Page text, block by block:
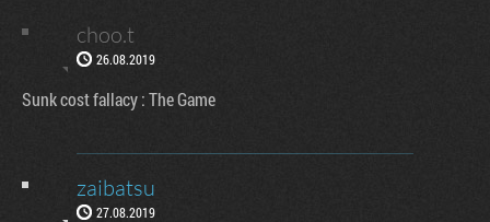
choo.t
26.08.2019
Sunk cost fallacy : The Game
zaibatsu
27.08.2019